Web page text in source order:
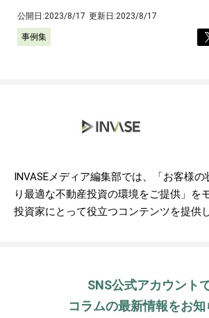
公開日:2023/8/17 更新日:2023/8/17
事例集
INVASEメディア編集部では、「お客様の
り最適な不動産投資の環境をご提供」を
投資家にとって役立つコンテンツを提供
SNS公式アカウントで
コラムの最新情報をお知